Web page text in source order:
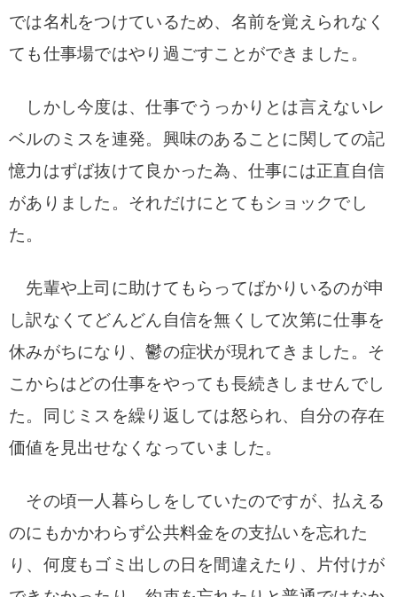
では名札をつけているため、名前を覚えられなく
ても仕事場ではやり過ごすことができました。
しかし今度は、仕事でうっかりとは言えないレ
ベルのミスを連発。興味のあることに関しての記
憶力はずば抜けて良かった為、仕事には正直自信
がありました。それだけにとてもショックでし
た。
先輩や上司に助けてもらってばかりいるのが申
し訳なくてどんどん自信を無くして次第に仕事を
休みがちになり、鬱の症状が現れてきました。そ
こからはどの仕事をやっても長続きしませんでし
た。同じミスを繰り返しては怒られ、自分の存在
価値を見出せなくなっていました。
その頃一人暮らしをしていたのですが、払える
のにもかかわらず公共料金をの支払いを忘れた
り、何度もゴミ出しの日を間違えたり、片付けが